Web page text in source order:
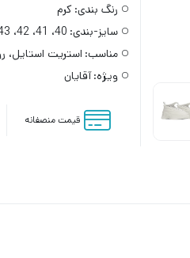
رنگ بندی: کرم
سایز-بندی: 40، 41، 42، 43، 44، 45، 46
مناسب: استریت استایل،
ویژه:آقایان
قیمت منصفانه